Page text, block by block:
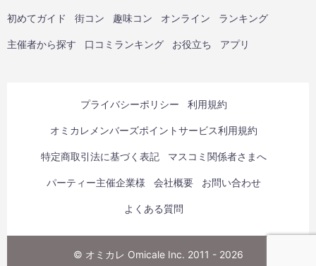
初めてガイド 街コン 趣味コン オンライン ランキング
主催者から探す 口コミランキング お役立ち アプリ
プライバシーポリシー 利用規約
オミカレメンバーズポイントサービス利用規約
特定商取引法に基づく表記 マスコミ関係者さまへ
パーティー主催企業様 会社概要 お問い合わせ
よくある質問
© オミカレ Omicale Inc. 2011 - 2026